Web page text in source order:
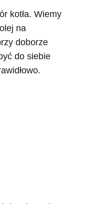
kotła. Wiemy
na
doborze
do siebie